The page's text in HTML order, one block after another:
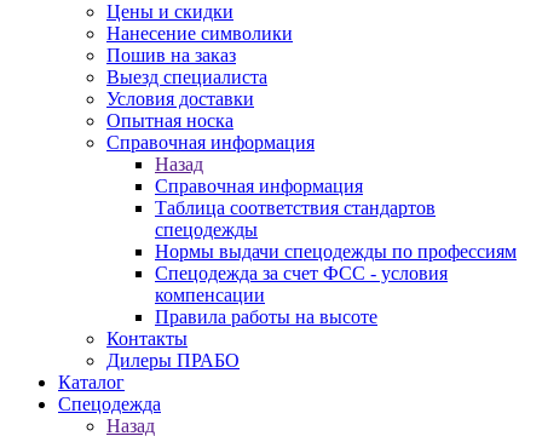
Цены и скидки
Нанесение символики
Пошив на заказ
Выезд специалиста
Условия доставки
Опытная носка
Справочная информация
Назад
Справочная информация
Таблица соответствия стандартов
спецодежды
Нормы выдачи спецодежды по профессиям
Спецодежда за счет ФСС - условия
компенсации
Правила работы на высоте
Контакты
Дилеры ПРАБО
Каталог
Спецодежда
Назад